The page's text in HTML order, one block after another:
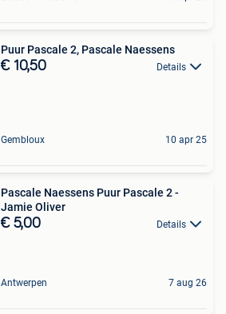
Puur Pascale 2, Pascale Naessens
€ 10,50 Details
Gembloux 10 apr 25
Pascale Naessens Puur Pascale 2 -
Jamie Oliver
€ 5,00 Details
Antwerpen 7 aug 26